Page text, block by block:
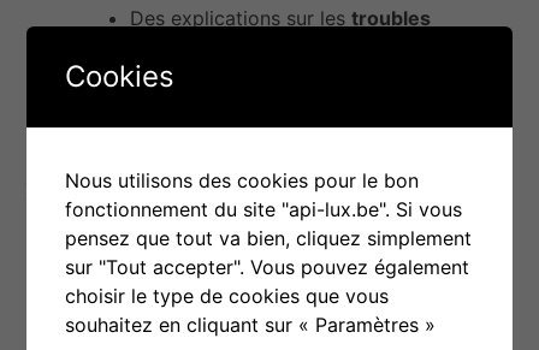
Des explications sur les troubles
parfois présents en plus d’une DI
d’encouragement à la maison
Ce qu’il manque :
Des contenusspécifiquement adaptés
aux enfants avec une déficience
intellectuelle modérée à sévère
Des outils enlecture simplifiéeou avec
Cookies
Nous utilisons des cookies pour le bon
fonctionnement du site "api-lux.be". Si vous
pensez que tout va bien, cliquez simplement
sur "Tout accepter". Vous pouvez également
choisir le type de cookies que vous
souhaitez en cliquant sur « Paramètres »